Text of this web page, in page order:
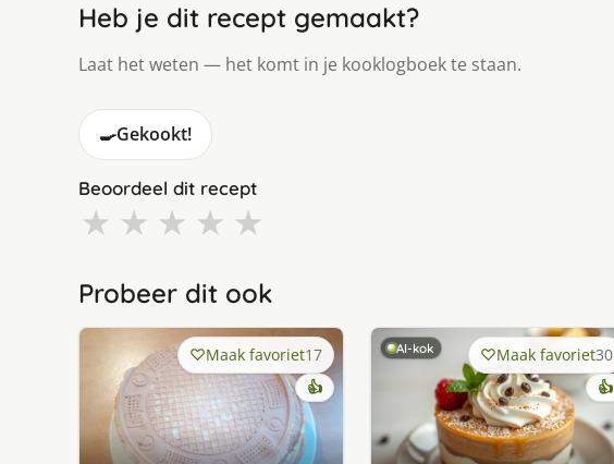
Heb je dit recept gemaakt?
Laat het weten — het komt in je kooklogboek te staan.
🍳Gekookt!
Beoordeel dit recept
★ ★ ★ ★ ★
Probeer dit ook
Maak favoriet17
👍
AI-kok Maak favoriet30
👍